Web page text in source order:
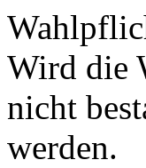
Wird die
nicht
werden.